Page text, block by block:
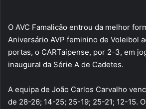
O AVC Famalicão entrou da melhor
Aniversário AVP feminino de Voleibol
portas, o CARTaipense, por 2-3, em
inaugural da Série A de Cadetes.
A equipa de João Carlos Carvalho
de 28-26; 14-25; 25-19; 25-21; 12-15.